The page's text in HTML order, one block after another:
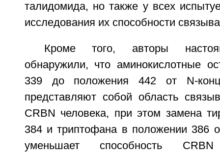
талидомида, но также у всех
исследования их способности
Кроме того, авторы
обнаружили, что аминокислотные
339 до положения 442 от N-
представляют собой область
CRBN человека, при этом замена
384 и триптофана в положении 386
уменьшает способность